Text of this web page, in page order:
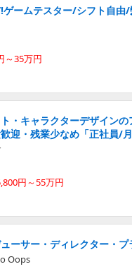
ゲームテスター/シフト自由
～35万円
・キャラクターデザインの
迎・残業少なめ「正社員/
円～55万円
ーサー・ディレクター・プ
Oops